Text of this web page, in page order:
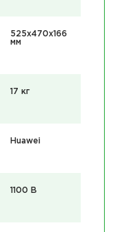
525x470x166
мм
17 кг
Huawei
1100 В